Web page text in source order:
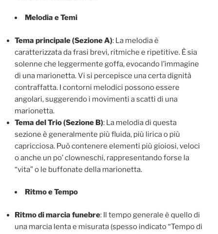
Melodia e Temi
Tema principale (Sezione A): La melodia è
caratterizzata da frasi brevi, ritmiche e ripetitive. È sia
solenne che leggermente goffa, evocando l’immagine
di una marionetta. Vi si percepisce una certa dignità
contraffatta. I contorni melodici possono essere
angolari, suggerendo i movimenti a scatti di una
marionetta.
Tema del Trio (Sezione B): La melodia di questa
sezione è generalmente più fluida, più lirica o più
capricciosa. Può contenere elementi più gioiosi, veloci
o anche un po’ clowneschi, rappresentando forse la
“vita” o le buffonate della marionetta.
Ritmo e Tempo
Ritmo di marcia funebre: Il tempo generale è quello di
una marcia lenta e misurata (spesso indicato “Tempo di